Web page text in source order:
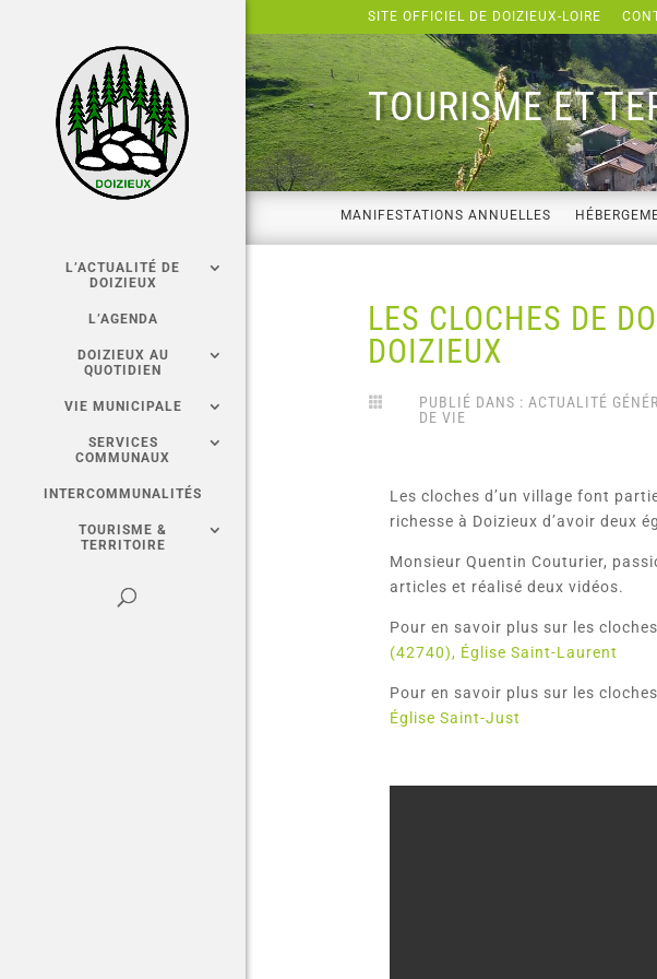
SITE OFFICIEL DE DOIZIEUX-LOIRE
L’ACTUALITÉ DE
DOIZIEUX
L’AGENDA
DOIZIEUX AU
QUOTIDIEN
VIE MUNICIPALE
SERVICES
COMMUNAUX
INTERCOMMUNALITÉS
TOURISME &
TERRITOIRE
TOURISME ET
MANIFESTATIONS ANNUELLES
LES CLOCHES DE
DOIZIEUX
 PUBLIÉ DANS : ACTUALITÉ
DE VIE
Les cloches d’un village font
richesse à Doizieux d’avoir deux
Monsieur Quentin Couturier,
articles et réalisé deux vidéos.
Pour en savoir plus sur les
(42740), Église Saint-Laurent
Pour en savoir plus sur les
Église Saint-Just